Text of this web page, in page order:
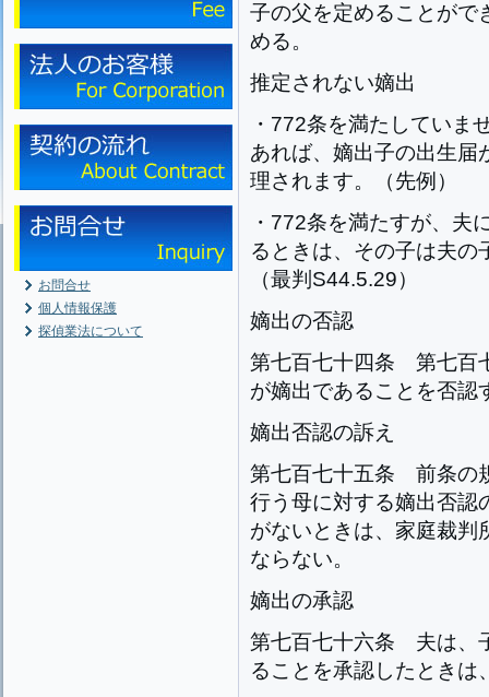
お問合せ
個人情報保護
探偵業法について
子の父を定めることがで
める。
推定されない嫡出
・772条を満たしていま
あれば、嫡出子の出生届
理されます。（先例）
・772条を満たすが、夫
るときは、その子は夫の
（最判S44.5.29）
嫡出の否認
第七百七十四条 第七百
が嫡出であることを否認
嫡出否認の訴え
第七百七十五条 前条の
行う母に対する嫡出否認
がないときは、家庭裁判
ならない。
嫡出の承認
第七百七十六条 夫は、
ることを承認したときは